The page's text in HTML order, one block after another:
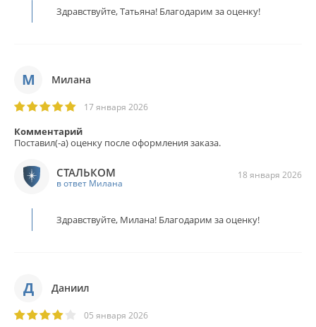
Здравствуйте, Татьяна! Благодарим за оценку!
М Милана
17 января 2026
Комментарий
Поставил(-а) оценку после оформления заказа.
18 января 2026
СТАЛЬКОМ
в ответ Милана
Здравствуйте, Милана! Благодарим за оценку!
Д Даниил
05 января 2026